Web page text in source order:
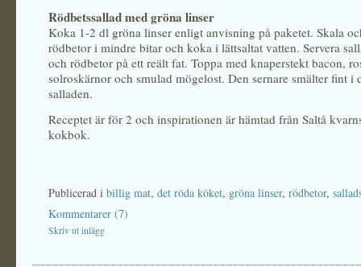
Rödbetssallad med gröna linser
Koka 1-2 dl gröna linser enligt anvisning på paketet. Skala
rödbetor i mindre bitar och koka i lättsaltat vatten. Servera
och rödbetor på ett reält fat. Toppa med knaperstekt bacon,
solroskärnor och smulad mögelost. Den sernare smälter fint i
salladen.
Receptet är för 2 och inspirationen är hämtad från Saltå
kokbok.
Publicerad i billig mat, det röda köket, gröna linser, rödbetor,
Kommentarer (7)
Skriv ut inlägg